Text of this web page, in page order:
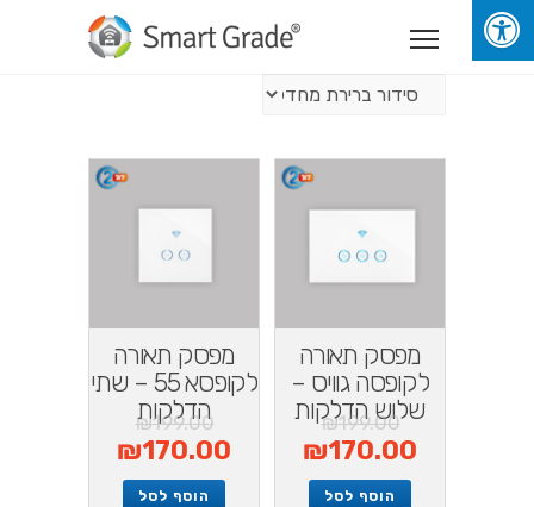
מפסק תאורה
לקופסא 55 – שתי
הדלקות
₪199.00
₪170.00
הוסף לסל
מפסק תאורה
לקופסה גוויס –
שלוש הדלקות
₪199.00
₪170.00
הוסף לסל